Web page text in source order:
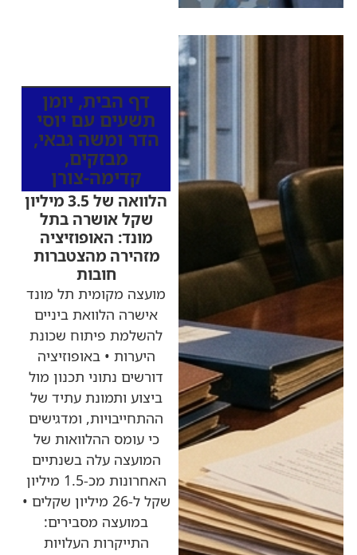
דף הבית, יומן
תשעים עם יוסי
הדר ומשה גבאי,
מבזקים,
קדימה-צורן
הלוואה של 3.5 מיליון
שקל אושרה בתל
מונד: האופוזיציה
מזהירה מהצטברות
חובות
מועצה מקומית תל מונד
אישרה הלוואת ביניים
להשלמת פיתוח שכונת
היערות • באופוזיציה
דורשים נתוני תכנון מול
ביצוע ותמונת עתיד של
ההתחייבויות, ומדגישים
כי עומס ההלוואות של
המועצה עלה בשנתיים
האחרונות מכ-1.5 מיליון
שקל ל-26 מיליון שקלים •
במועצה מסבירים:
התייקרות העלויות